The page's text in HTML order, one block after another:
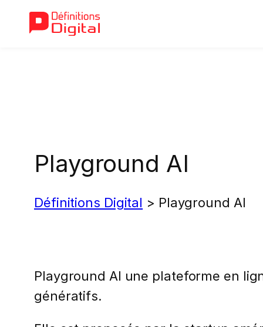
Playground AI
Définitions Digital > Playground AI
Playground AI une plateforme en
génératifs.